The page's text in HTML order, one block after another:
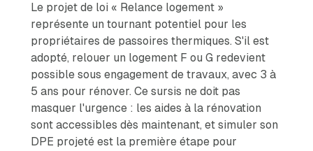
Le projet de loi « Relance logement »
représente un tournant potentiel pour les
propriétaires de passoires thermiques. S'il est
adopté, relouer un logement F ou G redevient
possible sous engagement de travaux, avec 3 à
5 ans pour rénover. Ce sursis ne doit pas
masquer l'urgence : les aides à la rénovation
sont accessibles dès maintenant, et simuler son
DPE projeté est la première étape pour